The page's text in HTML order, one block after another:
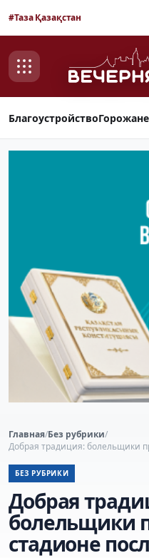
#Таза Қазақстан
БлагоустройствоГорожане
Главная/Без рубрики/
Добрая традиция: болельщики
БЕЗ РУБРИКИ
Добрая
болельщики
стадионе